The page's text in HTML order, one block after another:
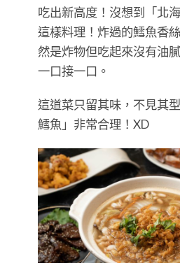
吃出新高度！沒想到「北
這樣料理！炸過的鱈魚香
然是炸物但吃起來沒有油
一口接一口。
這道菜只留其味，不見其
鱈魚」非常合理！XD